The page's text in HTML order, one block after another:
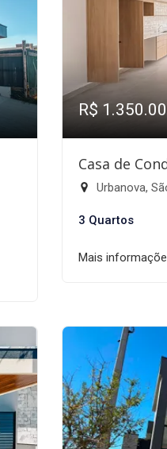
R$
Casa de
Urbanova,
3 Quartos
Mais